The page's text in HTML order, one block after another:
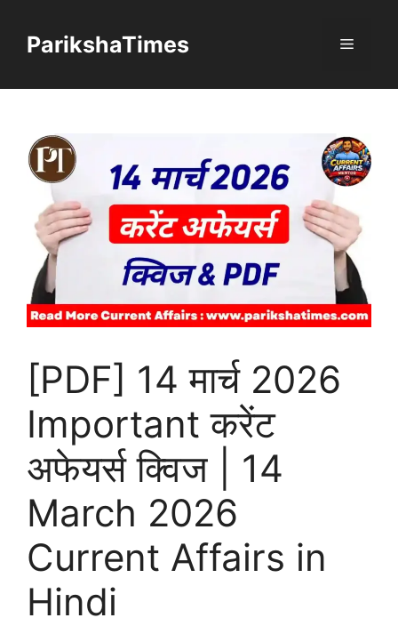
contentParikshaTimes Menu
[PDF] 14 मार्च 2026
Important करेंट
अफेयर्स क्विज | 14
March 2026
Current Affairs in
Hindi